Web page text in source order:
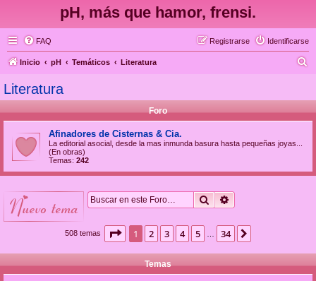
pH, más que hamor, frensi.
FAQ Identificarse
Registrarse
Inicio pH Temáticos Literatura
c
Literatura
Foro
Afinadores de Cisternas & Cia.
La editorial asocial, desde la mas inmunda basura hasta pequeñas joyas...
(En obras)
Temas: 242
nuevo tema Buscar
508 temas Página de 34
1 2 3 4 5 34
Temas